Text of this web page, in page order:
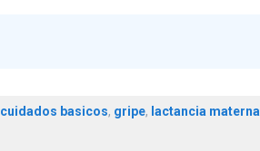
cuidados basicos, gripe, lactancia materna